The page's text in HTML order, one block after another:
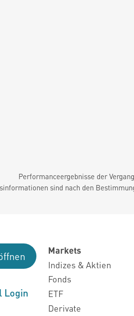
Performanceergebnisse der
sind nach den
Login
Markets
Indizes & Aktien
Fonds
ETF
Derivate